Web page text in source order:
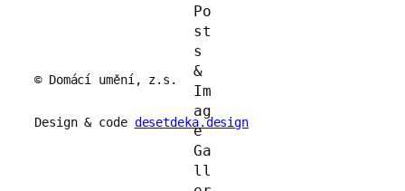
© Domácí umění, z.s.
Design & code desetdeka.design